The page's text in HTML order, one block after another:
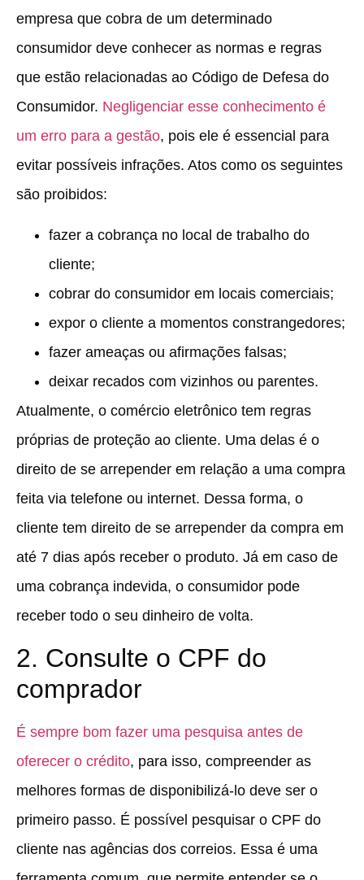
empresa que cobra de um determinado
consumidor deve conhecer as normas e regras
que estão relacionadas ao Código de Defesa do
Consumidor. Negligenciar esse conhecimento é
um erro para a gestão, pois ele é essencial para
evitar possíveis infrações. Atos como os seguintes
são proibidos:
fazer a cobrança no local de trabalho do
cliente;
cobrar do consumidor em locais comerciais;
expor o cliente a momentos constrangedores;
fazer ameaças ou afirmações falsas;
deixar recados com vizinhos ou parentes.
Atualmente, o comércio eletrônico tem regras
próprias de proteção ao cliente. Uma delas é o
direito de se arrepender em relação a uma compra
feita via telefone ou internet. Dessa forma, o
cliente tem direito de se arrepender da compra em
até 7 dias após receber o produto. Já em caso de
uma cobrança indevida, o consumidor pode
receber todo o seu dinheiro de volta.
2. Consulte o CPF do
comprador
É sempre bom fazer uma pesquisa antes de
oferecer o crédito, para isso, compreender as
melhores formas de disponibilizá-lo deve ser o
primeiro passo. É possível pesquisar o CPF do
cliente nas agências dos correios. Essa é uma